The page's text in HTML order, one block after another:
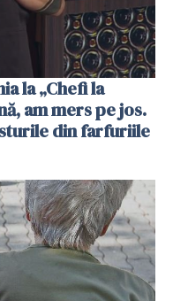
la „Chefi la
am mers pe jos.
din farfuriile